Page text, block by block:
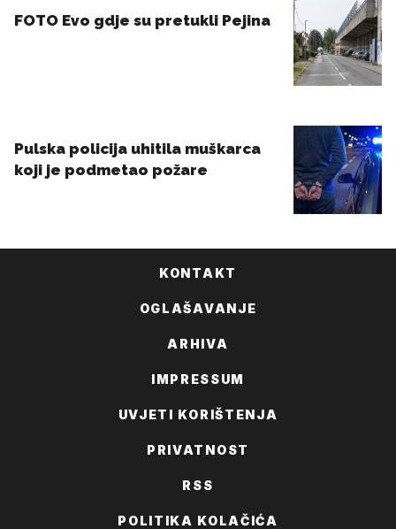
KONTAKT
OGLAŠAVANJE
ARHIVA
IMPRESSUM
UVJETI KORIŠTENJA
PRIVATNOST
RSS
POLITIKA KOLAČIĆA